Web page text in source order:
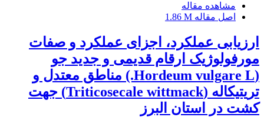
مشاهده مقاله
اصل مقاله 1.86 M
ارزیابی عملکرد، اجزای عملکرد و صفات
مورفولوژیک ارقام قدیمی و جدید جو
(Hordeum vulgare L.) مناطق معتدل و
تریتیکاله (Triticosecale wittmack) جهت
کشت در استان البرز